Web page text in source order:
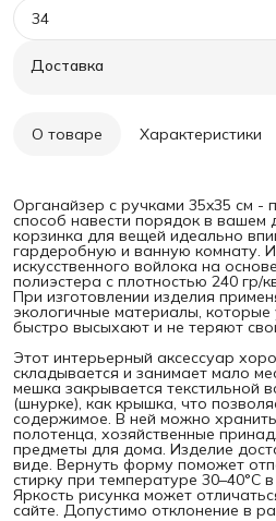
34
Доставка
О товаре Характеристики
Органайзер с ручками 35x35 см -
способ навести порядок в вашем
корзинка для вещей идеально
гардеробную и ванную комнату.
искусственного войлока на
полиэстера с плотностью 240 гр/
При изготовлении изделия
экологичные материалы, которые
быстро высыхают и не теряют
Этот интерьерный аксессуар
складывается и занимает мало
мешка закрывается текстильной
(шнурке), как крышка, что
содержимое. В ней можно
полотенца, хозяйственные
предметы для дома. Изделие
виде. Вернуть форму поможет
стирку при температуре 30–40°C
Яркость рисунка может
сайте. Допустимо отклонение в